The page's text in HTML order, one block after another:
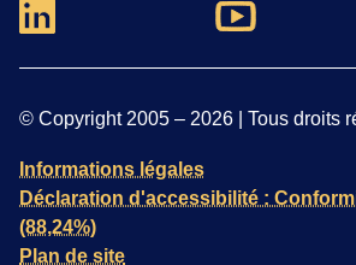
© Copyright 2005 – 2026 | Tous droits
Informations légales
Déclaration d'accessibilité :
(88,24%)
Plan de site